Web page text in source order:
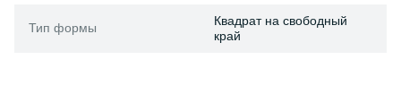
Тип формы
Квадрат на свободный
край